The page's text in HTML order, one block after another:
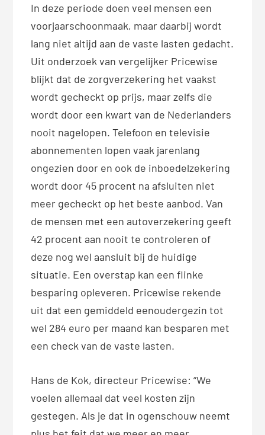
In deze periode doen veel mensen een
voorjaarschoonmaak, maar daarbij wordt
lang niet altijd aan de vaste lasten gedacht.
Uit onderzoek van vergelijker Pricewise
blijkt dat de zorgverzekering het vaakst
wordt gecheckt op prijs, maar zelfs die
wordt door een kwart van de Nederlanders
nooit nagelopen. Telefoon en televisie
abonnementen lopen vaak jarenlang
ongezien door en ook de inboedelzekering
wordt door 45 procent na afsluiten niet
meer gecheckt op het beste aanbod. Van
de mensen met een autoverzekering geeft
42 procent aan nooit te controleren of
deze nog wel aansluit bij de huidige
situatie. Een overstap kan een flinke
besparing opleveren. Pricewise rekende
uit dat een gemiddeld eenoudergezin tot
wel 284 euro per maand kan besparen met
een check van de vaste lasten.
Hans de Kok, directeur Pricewise: “We
voelen allemaal dat veel kosten zijn
gestegen. Als je dat in ogenschouw neemt